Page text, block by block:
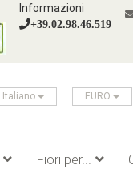
Informazioni
+39.02.98.46.519
Italiano EURO
Fiori per...